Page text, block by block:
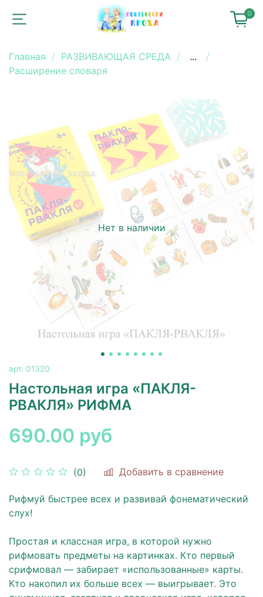
0
Главная РАЗВИВАЮЩАЯ СРЕДА
...
Расширение словаря
Нет в наличии
арт. 01320
Настольная игра «ПАКЛЯ-
РВАКЛЯ» РИФМА
(0) Добавить в сравнение
690.00 руб
Рифмуй быстрее всех и развивай фонематический
слух!
Простая и классная игра, в которой нужно
рифмовать предметы на картинках. Кто первый
срифмовал — забирает «использованные» карты.
Кто накопил их больше всех — выигрывает. Это